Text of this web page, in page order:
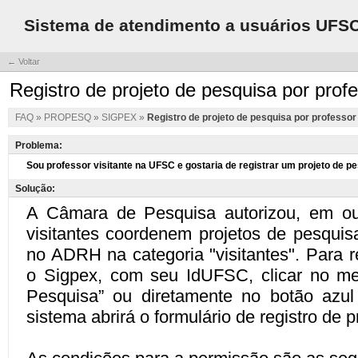
Sistema de atendimento a usuários
← Voltar
Registro de projeto de pesquisa por
FAQ » PROPESQ » SIGPEX » Registro de projeto de pesquisa por
Problema:
Solução: